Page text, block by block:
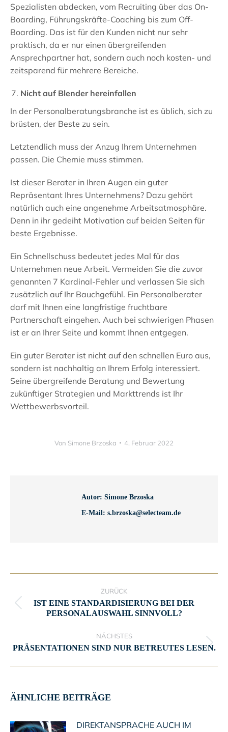
Spezialisten abdecken, vom Recruiting über das On-
Boarding, Führungskräfte-Coaching bis zum Off-
Boarding. Das ist für den Kunden nicht nur sehr
praktisch, da er nur einen übergreifenden
Ansprechpartner hat, sondern auch noch kosten- und
zeitsparend für mehrere Bereiche.
Nicht auf Blender hereinfallen
In der Personalberatungsbranche ist es üblich, sich zu
brüsten, der Beste zu sein.
Letztendlich muss der Anzug Ihrem Unternehmen
passen. Die Chemie muss stimmen.
Ist dieser Berater in Ihren Augen ein guter
Repräsentant Ihres Unternehmens? Dazu gehört
natürlich auch eine angenehme Arbeitsatmosphäre.
Denn in ihr gedeiht Motivation auf beiden Seiten für
beste Ergebnisse.
Ein Schnellschuss bedeutet jedes Mal für das
Unternehmen neue Arbeit. Vermeiden Sie die zuvor
genannten 7 Kardinal-Fehler und verlassen Sie sich
zusätzlich auf Ihr Bauchgefühl. Ein Personalberater
darf mit Ihnen eine langfristige fruchtbare
Partnerschaft eingehen. Auch bei schwierigen Phasen
ist er an Ihrer Seite und kommt Ihnen entgegen.
Ein guter Berater ist nicht auf den schnellen Euro aus,
sondern ist nachhaltig an Ihrem Erfolg interessiert.
Seine übergreifende Beratung und Bewertung
zukünftiger Strategien und Markttrends ist Ihr
Wettbewerbsvorteil.
Von Simone Brzoska 4. Februar 2022
Autor: Simone Brzoska
E-Mail: s.brzoska@selecteam.de
ZURÜCK
Vorheriger
IST EINE STANDARDISIERUNG BEI DER
PERSONALAUSWAHL SINNVOLL?
NÄCHSTES
Nächster
PRÄSENTATIONEN SIND NUR BETREUTES LESEN.
ÄHNLICHE BEITRÄGE
DIREKTANSPRACHE AUCH IM